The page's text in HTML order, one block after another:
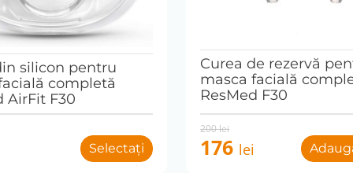
silicon pentru
completă
AirFit F30
Selectați
Curea de rezervă
masca facială
ResMed F30
200lei
Original
price
was:
176 lei
Current
price
is: